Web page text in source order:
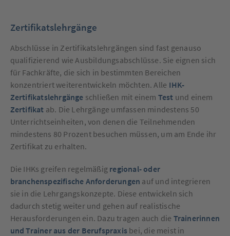
Zertifikatslehrgänge
Abschlüsse in Zertifikatslehrgängen sind fast genauso
qualifizierend wie Ausbildungsabschlüsse. Sie eignen sich
für Fachkräfte, die sich in bestimmten Bereichen
konzentriert weiterentwickeln möchten. Alle IHK-
Zertifikatslehrgänge schließen mit einem Test und einem
Zertifikat ab. Die Lehrgänge umfassen mindestens 50
Unterrichtseinheiten, von denen die Teilnehmenden
mindestens 80 Prozent besuchen müssen, um am Ende ihr
Zertifikat zu erhalten.
Die IHKs greifen regelmäßig regional- oder
branchenspezifische Anforderungen auf und integrieren
sie in die Lehrgangskonzepte. Diese entwickeln sich
dadurch stetig weiter und gehen auf realistische
Herausforderungen ein. Dazu tragen auch die Trainerinnen
und Trainer aus der Berufspraxis bei, die meist in